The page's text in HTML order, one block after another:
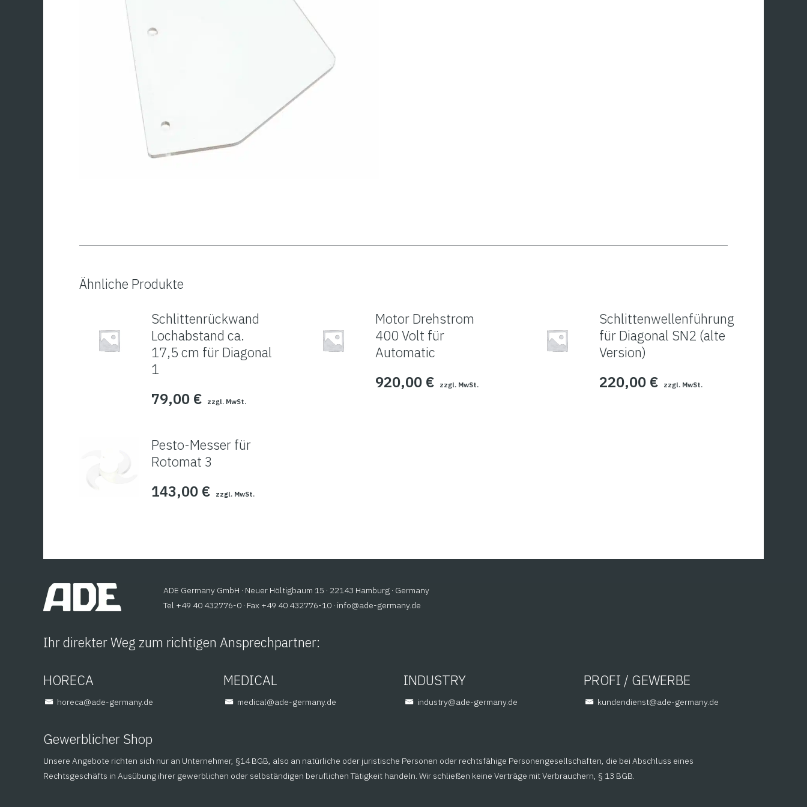
Ähnliche Produkte
Schlittenrückwand
Lochabstand ca.
17,5 cm für Diagonal
1
79,00 € zzgl. MwSt.
Motor Drehstrom
400 Volt für
Automatic
920,00 € zzgl. MwSt.
Schlittenwellenführung
für Diagonal SN2 (alte
Version)
220,00 € zzgl. MwSt.
Pesto-Messer für
Rotomat 3
143,00 € zzgl. MwSt.
ADE Germany GmbH · Neuer Höltigbaum 15 · 22143 Hamburg · Germany
Tel +49 40 432776-0 · Fax +49 40 432776-10 ·
ed.ynamreg-eda
@ofni
Ihr direkter Weg zum richtigen Ansprechpartner:
HORECA
ed.ynamreg-eda
@aceroh
MEDICAL
ed.ynamreg-eda
@lacidem
INDUSTRY
ed.ynamreg-eda
@yrtsudni
PROFI / GEWERBE
ed.ynamreg-eda
@tsneidnednuk
Gewerblicher Shop
Unsere Angebote richten sich nur an Unternehmer, §14 BGB, also an natürliche oder juristische Personen oder rechtsfähige Personengesellschaften, die bei Abschluss eines
Rechtsgeschäfts in Ausübung ihrer gewerblichen oder selbständigen beruflichen Tätigkeit handeln. Wir schließen keine Verträge mit Verbrauchern, § 13 BGB.